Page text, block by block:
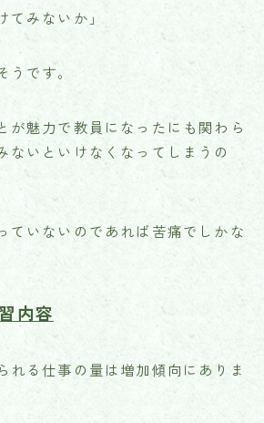
てみないか」
うです。
が魅力で教員になったにも関わら
ないといけなくなってしまうの
ていないのであれば苦痛でしかな
内容
れる仕事の量は増加傾向にありま